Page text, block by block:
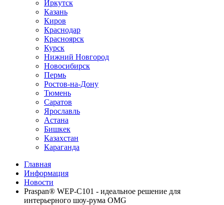
Иркутск
Казань
Киров
Краснодар
Красноярск
Курск
Нижний Новгород
Новосибирск
Пермь
Ростов-на-Дону
Тюмень
Саратов
Ярославль
Астана
Бишкек
Казахстан
Караганда
Главная
Информация
Новости
Praspan® WEP-C101 - идеальное решение для
интерьерного шоу-рума OMG